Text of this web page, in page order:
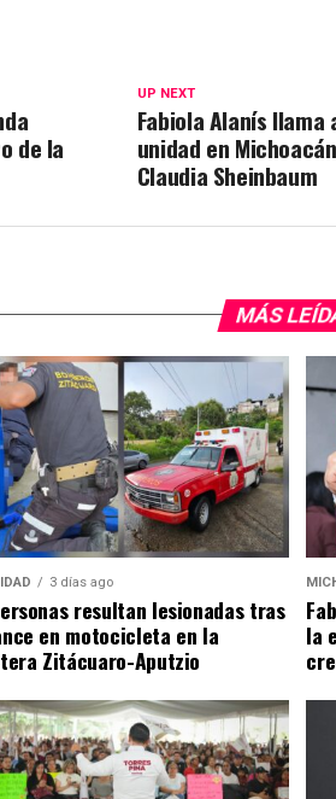
UP NEXT
Fabiola Alanís
unidad en
Claudia Sheinbaum
de la
MÁS
3 días ago
resultan lesionadas tras
en motocicleta en la
Zitácuaro-Aputzio
la